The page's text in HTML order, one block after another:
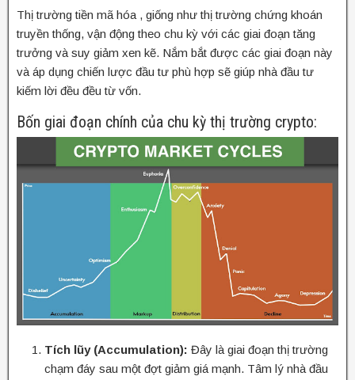
Thị trường tiền mã hóa , giống như thị trường chứng khoán
truyền thống, vận động theo chu kỳ với các giai đoạn tăng
trưởng và suy giảm xen kẽ. Nắm bắt được các giai đoạn này
và áp dụng chiến lược đầu tư phù hợp sẽ giúp nhà đầu tư
kiếm lời đều đều từ vốn.
Bốn giai đoạn chính của chu kỳ thị trường crypto:
Tích lũy (Accumulation): Đây là giai đoạn thị trường
chạm đáy sau một đợt giảm giá mạnh. Tâm lý nhà đầu